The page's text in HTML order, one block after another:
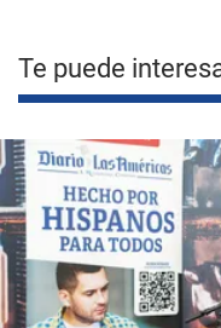
Te puede